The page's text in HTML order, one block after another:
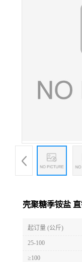
壳聚糖季铵盐
起订量 (公斤)
25-100
≥100